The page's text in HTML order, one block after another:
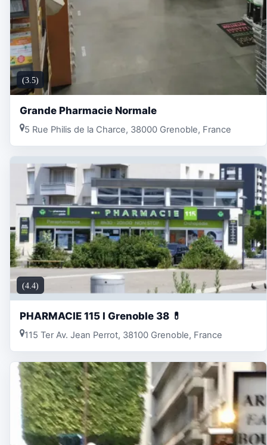
(3.5)
Grande Pharmacie Normale
5 Rue Philis de la Charce, 38000 Grenoble, France
(4.4)
PHARMACIE 115 l Grenoble 38 💊
115 Ter Av. Jean Perrot, 38100 Grenoble, France